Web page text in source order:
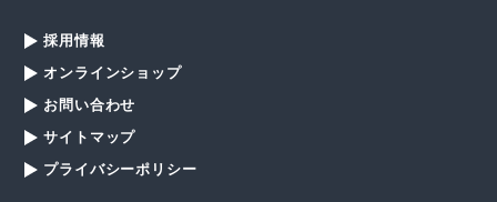
採用情報
オンラインショップ
お問い合わせ
サイトマップ
プライバシーポリシー